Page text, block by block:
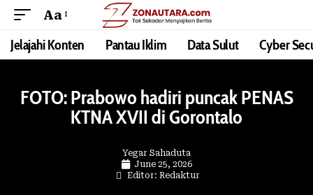
Aa
Jelajahi Konten Pantau Iklim Data Sulut Cyber
FOTO: Prabowo hadiri puncak PENAS
KTNA XVII di Gorontalo
Yegar Sahaduta
June 25, 2026
Editor: Redaktur